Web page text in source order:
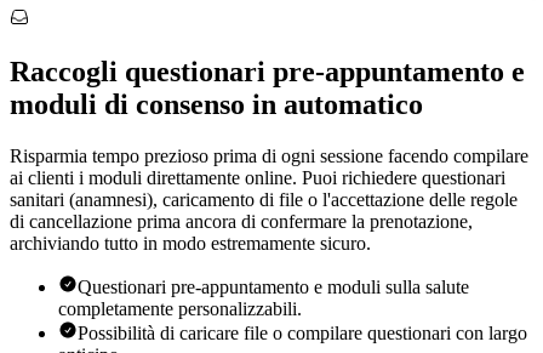
Raccogli questionari pre-appuntamento e
moduli di consenso in automatico
Risparmia tempo prezioso prima di ogni sessione facendo compilare
ai clienti i moduli direttamente online. Puoi richiedere questionari
sanitari (anamnesi), caricamento di file o l'accettazione delle regole
di cancellazione prima ancora di confermare la prenotazione,
archiviando tutto in modo estremamente sicuro.
Questionari pre-appuntamento e moduli sulla salute
completamente personalizzabili.
Possibilità di caricare file o compilare questionari con largo